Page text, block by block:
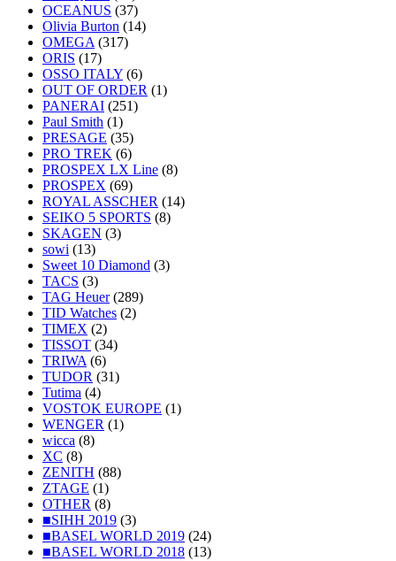
OCEANUS (37)
Olivia Burton (14)
OMEGA (317)
ORIS (17)
OSSO ITALY (6)
OUT OF ORDER (1)
PANERAI (251)
Paul Smith (1)
PRESAGE (35)
PRO TREK (6)
PROSPEX LX Line (8)
PROSPEX (69)
ROYAL ASSCHER (14)
SEIKO 5 SPORTS (8)
SKAGEN (3)
sowi (13)
Sweet 10 Diamond (3)
TACS (3)
TAG Heuer(289)
TID Watches (2)
TIMEX (2)
TISSOT (34)
TRIWA (6)
TUDOR (31)
Tutima (4)
VOSTOK EUROPE (1)
WENGER (1)
wicca (8)
XC (8)
ZENITH (88)
ZTAGE (1)
OTHER (8)
■SIHH 2019 (3)
■BASEL WORLD 2019 (24)
■BASEL WORLD 2018 (13)